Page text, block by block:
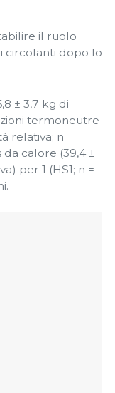
il ruolo
circolanti dopo lo
± 3,7 kg di
termoneutre
relativa; n =
da calore (39,4 ±
per 1 (HS1; n =